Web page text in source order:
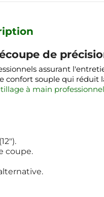
de
assurant
souple qui
à main professionnel
coupe.